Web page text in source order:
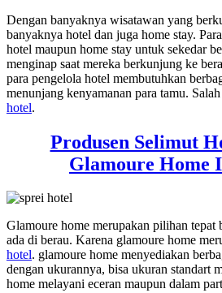
Dengan banyaknya wisatawan yang
banyaknya hotel dan juga home stay.
hotel maupun home stay untuk sekedar
menginap saat mereka berkunjung ke
para pengelola hotel membutuhkan
menunjang kenyamanan para tamu.
hotel.
Produsen Selimut
Glamoure Home
Glamoure home merupakan pilihan tepat
ada di berau. Karena glamoure home
hotel. glamoure home menyediakan
dengan ukurannya, bisa ukuran standart
home melayani eceran maupun dalam